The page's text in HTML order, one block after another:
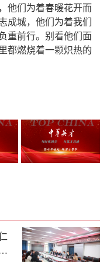
他们为着春暖花开而
成城，他们为着我们
重前行。别看他们面
都燃烧着一颗炽热的